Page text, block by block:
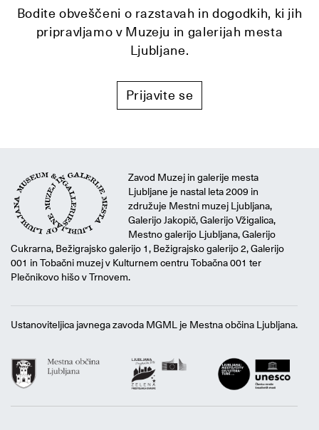
Bodite obveščeni o razstavah in dogodkih, ki jih
pripravljamo v Muzeju in galerijah mesta
Ljubljane.
Prijavite se
Zavod Muzej in galerije mesta
Ljubljane je nastal leta 2009 in
združuje Mestni muzej Ljubljana,
Galerijo Jakopič, Galerijo Vžigalica,
Mestno galerijo Ljubljana, Galerijo
Cukrarna, Bežigrajsko galerijo 1, Bežigrajsko galerijo 2, Galerijo
001 in Tobačni muzej v Kulturnem centru Tobačna 001 ter
Plečnikovo hišo v Trnovem.
Ustanoviteljica javnega zavoda MGML je Mestna občina Ljubljana.